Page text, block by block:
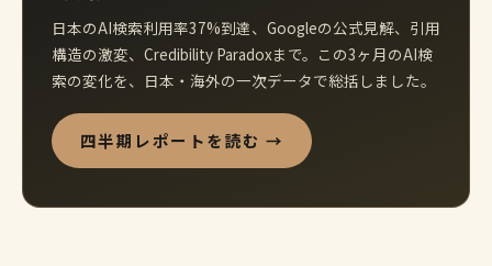
日本のAI検索利用率37%到達、Googleの公式見解、引用
構造の激変、Credibility Paradoxまで。この3ヶ月のAI検
索の変化を、日本・海外の一次データで総括しました。
四半期レポートを読む →